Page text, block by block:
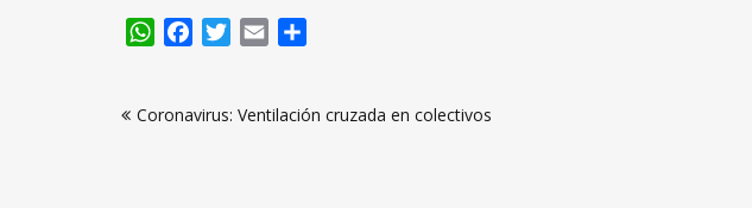
WhatsApp
FacebookTwitter
Email
deCoronavirus: Ventilación cruzada en colectivos